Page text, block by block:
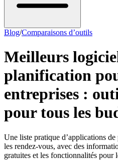
Blog/Comparaisons d’outils
Meilleurs
planification
entreprises :
pour tous les
Une liste pratique d’applications
les rendez-vous, avec des
gratuites et les fonctionnalités pour